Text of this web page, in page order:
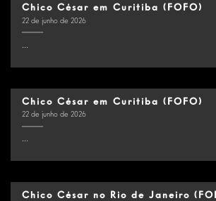
Chico César em Curitiba (FOFO)
22 de junho de 2026
...
Chico César em Curitiba (FOFO)
22 de junho de 2026
...
Chico César no Rio de Janeiro